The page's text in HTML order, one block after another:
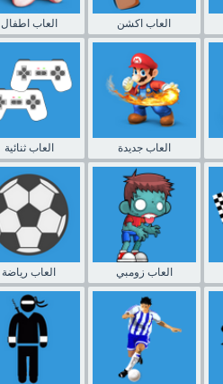
العاب اطفال العاب اكشن
العاب ثنائية العاب جديدة
العاب رياضة العاب زومبي